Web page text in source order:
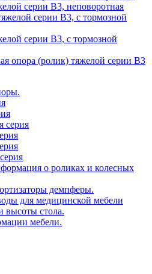
серии B3, неповоротная
серии B3, с тормозной
опора (ролик) тяжелой серии B3
серия
о роликах и колесных
демпферы.
для медицинской мебели
высоты стола.
мебели.